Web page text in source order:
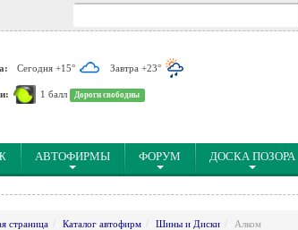
Сегодня +15° Завтра +23°
1 балл Дороги свободны
АВТОФИРМЫ ФОРУМ ДОСКА ПОЗОРА
страница Каталог автофирм Шины и Диски Алком